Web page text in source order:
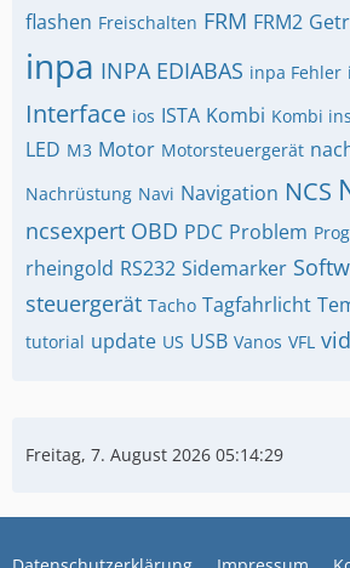
flashen Freischalten FRM FRM2
inpa INPA EDIABAS inpa Fehler
Interface ios ISTA Kombi Kombi
LED M3 Motor Motorsteuergerät
Nachrüstung Navi Navigation NCS
ncsexpert OBD PDC Problem
rheingold RS232 Sidemarker
steuergerät Tacho Tagfahrlicht
tutorial update US USB Vanos VFL
Freitag, 7. August 2026 05:14:30